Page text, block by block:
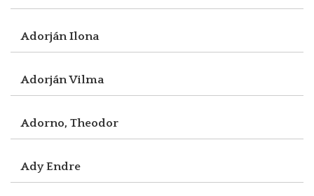
Adorján Ilona
Adorján Vilma
Adorno, Theodor
Ady Endre